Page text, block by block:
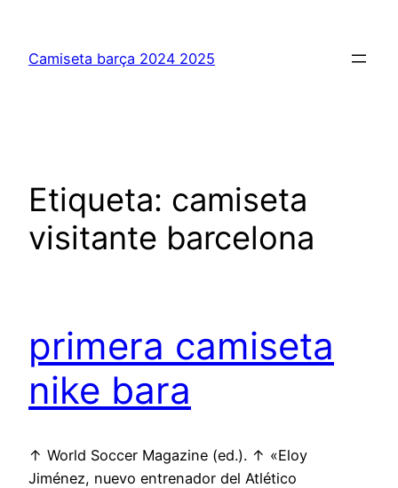
contenido
Camiseta barça 2024 2025
Etiqueta: camiseta
visitante barcelona
primera camiseta
nike bara
↑ World Soccer Magazine (ed.). ↑ «Eloy
Jiménez, nuevo entrenador del Atlético